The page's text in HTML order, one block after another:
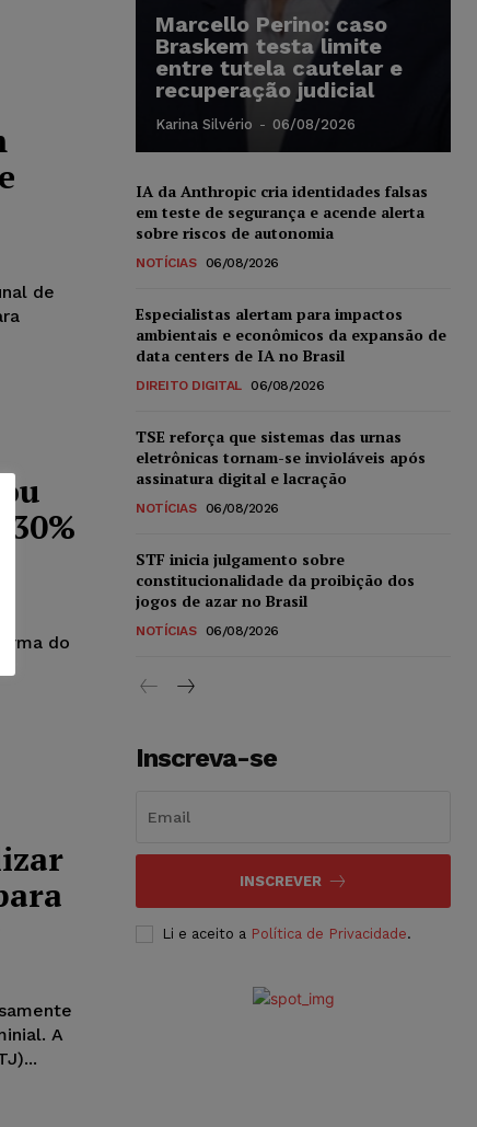
de
do
A
Marcello Perino: caso
Braskem testa limite
entre tutela cautelar e
recuperação judicial
Karina Silvério - 06/08/2026
IA da Anthropic cria identidades falsas
em teste de segurança e acende alerta
sobre riscos de autonomia
NOTÍCIAS 06/08/2026
Especialistas alertam para impactos
ambientais e econômicos da expansão de
data centers de IA no Brasil
DIREITO DIGITAL 06/08/2026
TSE reforça que sistemas das urnas
eletrônicas tornam-se invioláveis após
assinatura digital e lacração
NOTÍCIAS 06/08/2026
STF inicia julgamento sobre
constitucionalidade da proibição dos
jogos de azar no Brasil
NOTÍCIAS 06/08/2026
Inscreva-se
INSCREVER
Li e aceito a Política de Privacidade.